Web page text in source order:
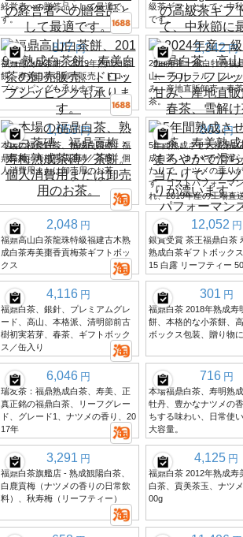
経営者への贈答品として最適で
す。
級茶ギフトとして、中
です。
877 円
福鼎高山白茶餅、2019年熟成白茶
餅、寿美白茶の卸売販売。ドロッ
プシッピングも承ります。
2,342 円
2024年産一級白牡丹福
山、フローラル、フレ
み、産地直販卸売、春
茶。
1,053 円
本場の福鼎白茶、熟成白茶磚、福
鼎貢梅・寿梅熟成茶磚／茶餅。個
人消費用または卸売用のお茶。
863 円
5年間熟成させた福鼎白
成白茶。まろやかで滑
たりで、ナツメの香り
す。コストパフォーマ
れ、2019年産の工場直
2,048 円
福鼎高山白茶龍珠特級福建古木熟
成白茶寿美棗香貢梅茶ギフトボッ
クス
12,052 円
銀賞受賞 茶王福鼎白茶
熟成白茶ギフトボック
15 白露 リーフティー
4,116 円
福鼎白茶、銀針、プレミアムグレ
ード、高山、本格派、清明節前古
樹初実若芽、春茶、ギフトボック
ス／缶入り
301 円
福鼎白茶 2018年熟成寿
餅、本格的な小茶餅、
ボックス包装、贈り物
6,046 円
瑞友茶：福鼎熟成白茶、寿美、正
真正銘の福鼎白茶、リーフグレー
ド、グレード1、ナツメの香り、20
17年
716 円
本場福鼎白茶、寿明熟
牡丹、豊かなナツメの
ちする味わい、日常使い
大容量。
3,291 円
福鼎白茶旗艦店 - 熟成観陽白茶、
白鹿貢梅（ナツメの香りの日常飲
料）、秋寿梅（リーフティー）
4,125 円
福鼎白茶 2012年熟成寿
白茶、貢美茶玉、ナツ
00g